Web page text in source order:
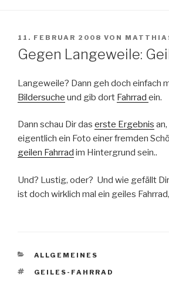
VERÖFFENTLICHT
AM
11. FEBRUAR 2008 VON
Gegen Langeweile:
Langeweile? Dann geh doch einfach
Bildersuche und gib dort Fahrrad ein.
Dann schau Dir das erste Ergebnis
eigentlich ein Foto einer fremden
geilen Fahrrad im Hintergrund sein..
Und? Lustig, oder? Und wie gefällt
ist doch wirklich mal ein geiles
KATEGORIEN
ALLGEMEINES
SCHLAGWÖRTER
GEILES-FAHRRAD